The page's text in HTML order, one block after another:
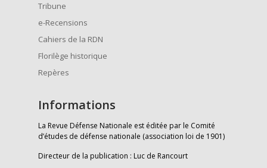
Tribune
e-Recensions
Cahiers de la RDN
Florilège historique
Repères
Informations
La Revue Défense Nationale est éditée par le Comité
d’études de défense nationale (association loi de 1901)
Directeur de la publication : Luc de Rancourt